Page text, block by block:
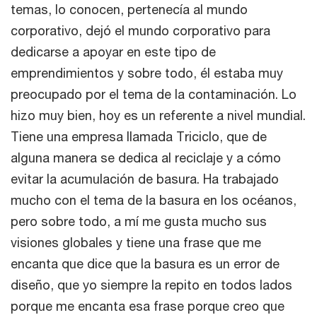
temas, lo conocen, pertenecía al mundo
corporativo, dejó el mundo corporativo para
dedicarse a apoyar en este tipo de
emprendimientos y sobre todo, él estaba muy
preocupado por el tema de la contaminación. Lo
hizo muy bien, hoy es un referente a nivel mundial.
Tiene una empresa llamada Triciclo, que de
alguna manera se dedica al reciclaje y a cómo
evitar la acumulación de basura. Ha trabajado
mucho con el tema de la basura en los océanos,
pero sobre todo, a mí me gusta mucho sus
visiones globales y tiene una frase que me
encanta que dice que la basura es un error de
diseño, que yo siempre la repito en todos lados
porque me encanta esa frase porque creo que